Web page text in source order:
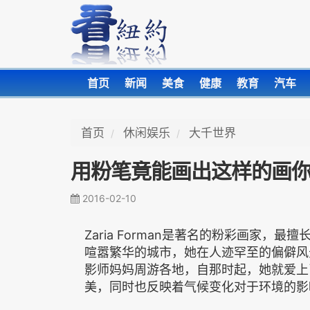
首页 新闻 美食 健康 教育 汽车
首页 休闲娱乐 大千世界
用粉笔竟能画出这样的画你
2016-02-10
Zaria Forman是著名的粉彩画家，最擅
喧嚣繁华的城市，她在人迹罕至的偏僻
影师妈妈周游各地，自那时起，她就爱
美，同时也反映着气候变化对于环境的影